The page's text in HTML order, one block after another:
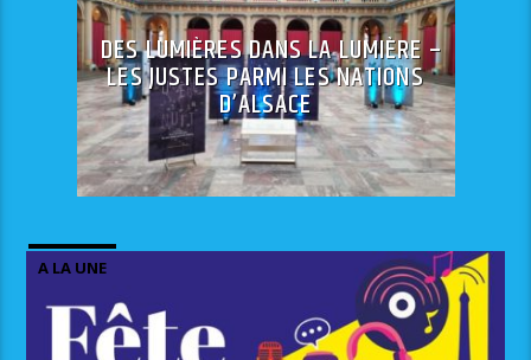
DES LUMIÈRES DANS LA LUMIÈRE –
LES JUSTES PARMI LES NATIONS
D’ALSACE
A LA UNE